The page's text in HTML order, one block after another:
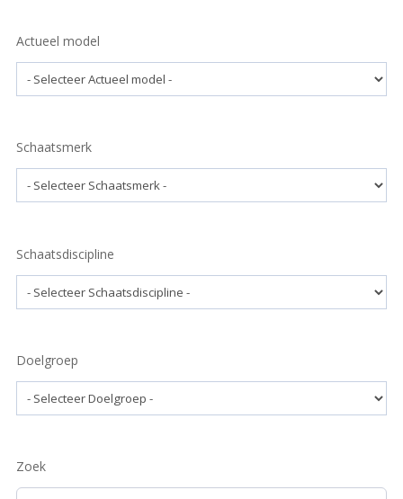
Actueel model
Schaatsmerk
Schaatsdiscipline
Doelgroep
Zoek